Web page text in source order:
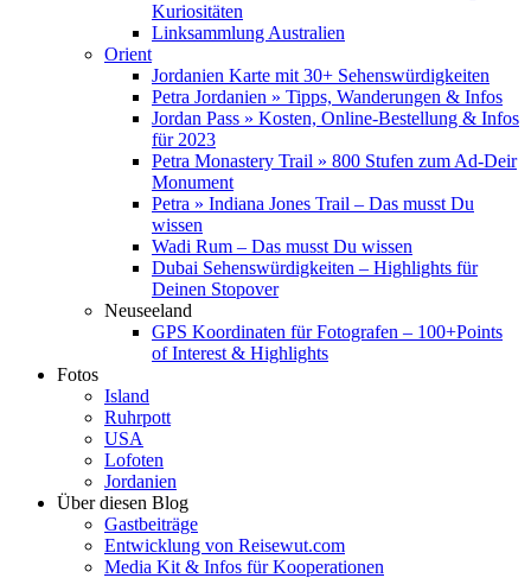
Kuriositäten
Linksammlung Australien
Orient
Jordanien Karte mit 30+ Sehenswürdigkeiten
Petra Jordanien » Tipps, Wanderungen & Infos
Jordan Pass » Kosten, Online-Bestellung & Infos
für 2023
Petra Monastery Trail » 800 Stufen zum Ad-Deir
Monument
Petra » Indiana Jones Trail – Das musst Du
wissen
Wadi Rum – Das musst Du wissen
Dubai Sehenswürdigkeiten – Highlights für
Deinen Stopover
Neuseeland
GPS Koordinaten für Fotografen – 100+Points
of Interest & Highlights
Fotos
Island
Ruhrpott
USA
Lofoten
Jordanien
Über diesen Blog
Gastbeiträge
Entwicklung von Reisewut.com
Media Kit & Infos für Kooperationen